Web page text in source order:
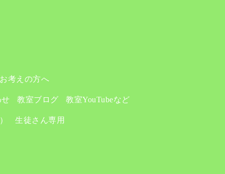
考えの方へ
教室ブログ 教室YouTubeなど
生徒さん専用